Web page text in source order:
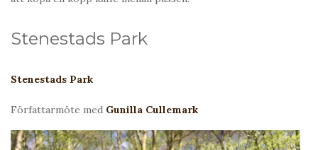
Stenestads Park
Stenestads Park
Författarmöte med Gunilla Cullemark